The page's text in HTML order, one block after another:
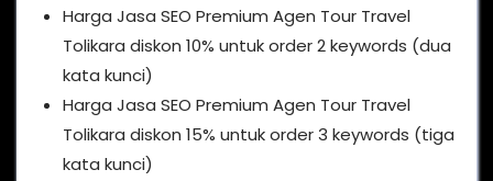
Harga Jasa SEO Premium Agen Tour Travel
Tolikara diskon 10% untuk order 2 keywords (dua
kata kunci)
Harga Jasa SEO Premium Agen Tour Travel
Tolikara diskon 15% untuk order 3 keywords (tiga
kata kunci)